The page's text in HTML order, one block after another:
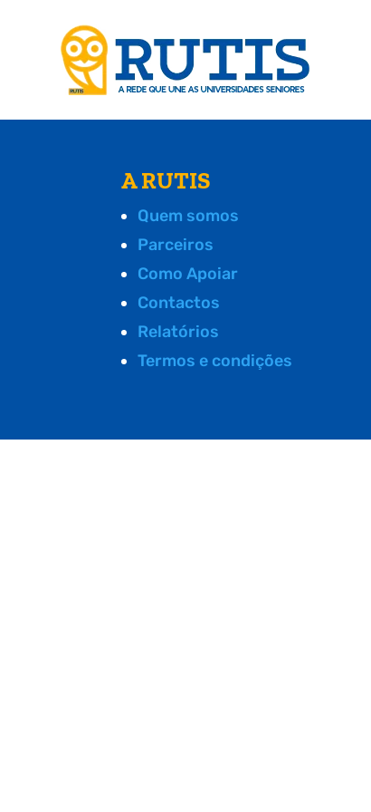
A RUTIS
Quem somos
Parceiros
Como Apoiar
Contactos
Relatórios
Termos e condições